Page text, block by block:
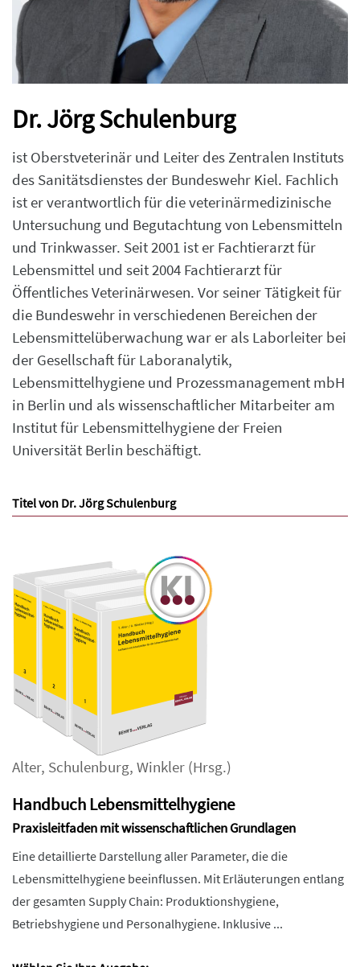
Dr. Jörg Schulenburg
ist Oberstveterinär und Leiter des Zentralen Instituts
des Sanitätsdienstes der Bundeswehr Kiel. Fachlich
ist er verantwortlich für die veterinärmedizinische
Untersuchung und Begutachtung von Lebensmitteln
und Trinkwasser. Seit 2001 ist er Fachtierarzt für
Lebensmittel und seit 2004 Fachtierarzt für
Öffentliches Veterinärwesen. Vor seiner Tätigkeit für
die Bundeswehr in verschiedenen Bereichen der
Lebensmittelüberwachung war er als Laborleiter bei
der Gesellschaft für Laboranalytik,
Lebensmittelhygiene und Prozessmanagement mbH
in Berlin und als wissenschaftlicher Mitarbeiter am
Institut für Lebensmittelhygiene der Freien
Universität Berlin beschäftigt.
Titel von Dr. Jörg Schulenburg
Alter, Schulenburg, Winkler (Hrsg.)
Handbuch Lebensmittelhygiene
Praxisleitfaden mit wissenschaftlichen Grundlagen
Eine detaillierte Darstellung aller Parameter, die die
Lebensmittelhygiene beeinflussen. Mit Erläuterungen entlang
der gesamten Supply Chain: Produktionshygiene,
Betriebshygiene und Personalhygiene. Inklusive ...